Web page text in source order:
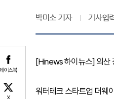
이스북
박미소 기자 기사입
[Hinews 하이뉴스] 외산
워터테크 스타트업 더웨